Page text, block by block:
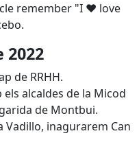
remember "I ❤ love
2022
de RRHH.
alcaldes de la Micod
de Montbui.
Vadillo, inagurarem Can